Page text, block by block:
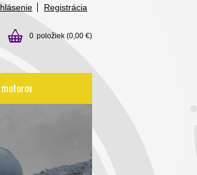
Registrácia
0 položiek (0,00 €)